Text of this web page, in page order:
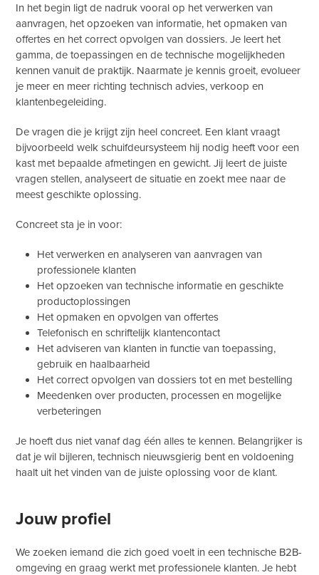
In het begin ligt de nadruk vooral op het verwerken van
aanvragen, het opzoeken van informatie, het opmaken van
offertes en het correct opvolgen van dossiers. Je leert het
gamma, de toepassingen en de technische mogelijkheden
kennen vanuit de praktijk. Naarmate je kennis groeit, evolueer
je meer en meer richting technisch advies, verkoop en
klantenbegeleiding.
De vragen die je krijgt zijn heel concreet. Een klant vraagt
bijvoorbeeld welk schuifdeursysteem hij nodig heeft voor een
kast met bepaalde afmetingen en gewicht. Jij leert de juiste
vragen stellen, analyseert de situatie en zoekt mee naar de
meest geschikte oplossing.
Concreet sta je in voor:
Het verwerken en analyseren van aanvragen van
professionele klanten
Het opzoeken van technische informatie en geschikte
productoplossingen
Het opmaken en opvolgen van offertes
Telefonisch en schriftelijk klantencontact
Het adviseren van klanten in functie van toepassing,
gebruik en haalbaarheid
Het correct opvolgen van dossiers tot en met bestelling
Meedenken over producten, processen en mogelijke
verbeteringen
Je hoeft dus niet vanaf dag één alles te kennen. Belangrijker is
dat je wil bijleren, technisch nieuwsgierig bent en voldoening
haalt uit het vinden van de juiste oplossing voor de klant.
Jouw profiel
We zoeken iemand die zich goed voelt in een technische B2B-
omgeving en graag werkt met professionele klanten. Je hebt